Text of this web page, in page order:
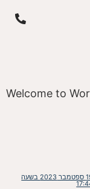
Welcome to
19 ספטמבר 2023 בשעה